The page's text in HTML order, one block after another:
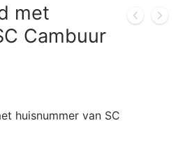
met
Cambuur
huisnummer van SC